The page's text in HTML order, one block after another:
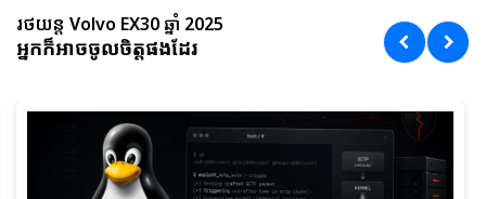
រថយន្ត Volvo EX30 ឆ្នាំ 2025
អ្នកក៏អាចចូលចិត្តផងដែរ